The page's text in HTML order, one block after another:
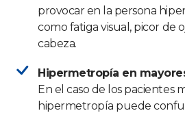
provocar en la persona
como fatiga visual, picor de
cabeza.
Hipermetropía en
En el caso de los pacientes
hipermetropía puede